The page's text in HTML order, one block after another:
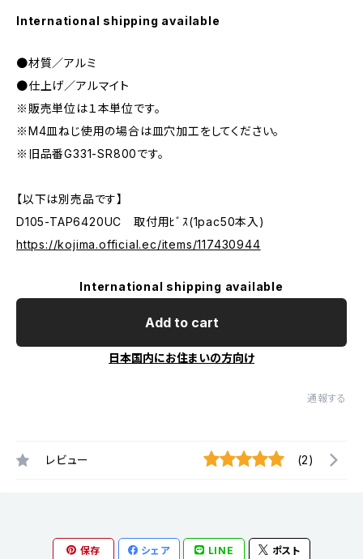
International shipping available
●材質／アルミ
●仕上げ／アルマイト
※販売単位は１本単位です。
※M4皿ねじ使用の場合は皿穴加工をしてください。
※旧品番G331-SR800です。
【以下は別売品です】
D105-TAP6420UC 取付用ﾋﾞｽ(1pac50本入)
https://kojima.official.ec/items/117430944
International shipping available
Add to cart
日本国内にお住まいの方向け
通報する
レビュー (2)
保存 シェア LINE ポスト